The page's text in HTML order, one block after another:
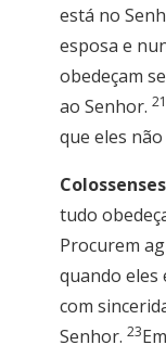
está no
esposa e
obedeçam
ao Senhor. 21
que eles
tudo
Procurem
quando eles
com
Senhor. 23